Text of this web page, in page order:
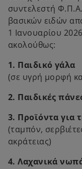
συντελεστή
βασικών ειδών
1 Ιανουαρίου
ακολούθως:
1. Παιδικό γάλα
(σε υγρή μορφή
2. Παιδικές
3. Προϊόντα για
(ταμπόν,
ακράτειας)
4. Λαχανικά